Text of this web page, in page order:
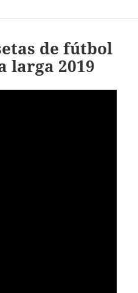
de fútbol
larga 2019